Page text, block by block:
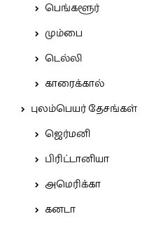
பெங்களூர்
மும்பை
டெல்லி
காரைக்கால்
புலம்பெயர் தேசங்கள்
ஜெர்மனி
பிரிட்டானியா
அமெரிக்கா
கனடா